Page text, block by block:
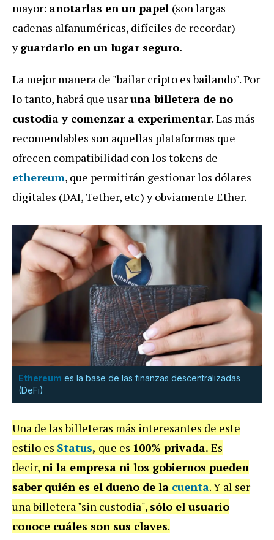
mayor: anotarlas en un papel (son largas
cadenas alfanuméricas, difíciles de recordar)
yguardarlo en un lugar seguro.
La mejor manera de "bailar cripto es bailando". Por
lo tanto, habrá que usaruna billetera de no
custodia y comenzar a experimentar. Las más
recomendables son aquellas plataformas que
ofrecen compatibilidad con los tokens de
ethereum, que permitirán gestionar los dólares
digitales (DAI, Tether, etc) y obviamente Ether.
Ethereum es la base de las finanzas descentralizadas
(DeFi)
Una de las billeteras más interesantes de este
estilo es Status, que es 100% privada. Es
decir,ni la empresa ni los gobiernos pueden
saber quién es el dueño de la cuenta. Y al ser
una billetera "sin custodia", sólo el usuario
conoce cuáles son sus claves.